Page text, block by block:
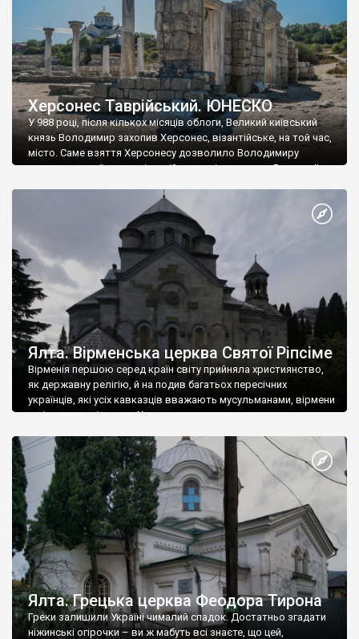
Херсонес Таврійський. ЮНЕСКО
У 988 році, після кількох місяців облоги, Великий київський
князь Володимир захопив Херсонес, візантійське, на той час,
місто. Саме взяття Херсонесу дозволило Володимиру
диктувати свої умови візантійському імператору Василю ІІ, та
Херсонесі Володимир-язичник, став Василем-християнином.
А потім було Хрещення Русі. На честь Херсонесу Таврійського
Ялта. Вірменська церква Святої Ріпсіме
Вірменія першою серед країн світу прийняла християнство,
як державну релігію, й на подив багатьох пересічних
українців, які усіх кавказців вважають мусульманами, вірмени
є відданими вірянами Христа
Ялта. Грецька церква Феодора Тирона
Греки залишили Україні чималий спадок. Достатньо згадати
ніжинські огірочки – ви ж мабуть всі знаєте, що цей,